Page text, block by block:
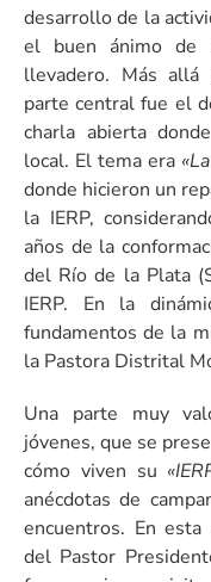
desarrollo de la
el buen ánimo de
llevadero. Más
parte central fue el
charla abierta
local. El tema era
donde hicieron un
la IERP,
años de la
del Río de la Plata
IERP. En la
fundamentos de la
la Pastora Distrital
Una parte muy
jóvenes, que se
cómo viven su
anécdotas de
encuentros. En
del Pastor